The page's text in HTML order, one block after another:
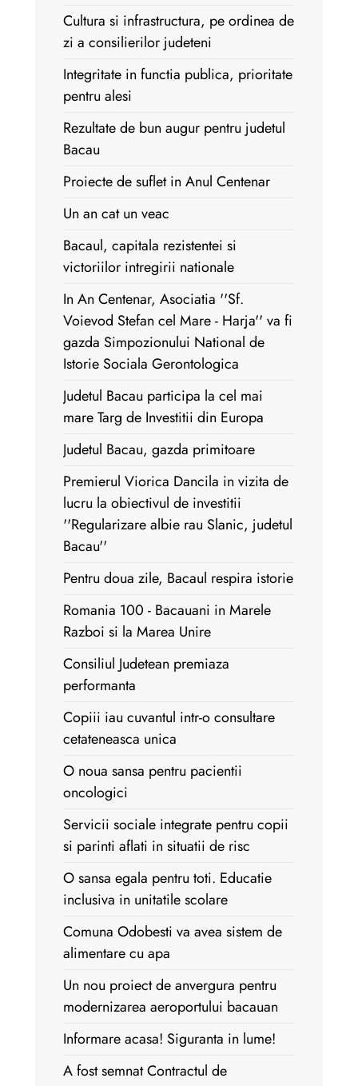
Cultura si infrastructura, pe ordinea de
zi a consilierilor judeteni
Integritate in functia publica, prioritate
pentru alesi
Rezultate de bun augur pentru judetul
Bacau
Proiecte de suflet in Anul Centenar
Un an cat un veac
Bacaul, capitala rezistentei si
victoriilor intregirii nationale
In An Centenar, Asociatia ''Sf.
Voievod Stefan cel Mare - Harja'' va fi
gazda Simpozionului National de
Istorie Sociala Gerontologica
Judetul Bacau participa la cel mai
mare Targ de Investitii din Europa
Judetul Bacau, gazda primitoare
Premierul Viorica Dancila in vizita de
lucru la obiectivul de investitii
''Regularizare albie rau Slanic, judetul
Bacau''
Pentru doua zile, Bacaul respira istorie
Romania 100 - Bacauani in Marele
Razboi si la Marea Unire
Consiliul Judetean premiaza
performanta
Copiii iau cuvantul intr-o consultare
cetateneasca unica
O noua sansa pentru pacientii
oncologici
Servicii sociale integrate pentru copii
si parinti aflati in situatii de risc
O sansa egala pentru toti. Educatie
inclusiva in unitatile scolare
Comuna Odobesti va avea sistem de
alimentare cu apa
Un nou proiect de anvergura pentru
modernizarea aeroportului bacauan
Informare acasa! Siguranta in lume!
A fost semnat Contractul de